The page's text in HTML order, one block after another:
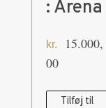
: Arena
kr.
15.000,
00
MaleriTilføj til